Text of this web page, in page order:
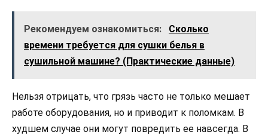
Рекомендуем ознакомиться:
Сколько
времени требуется для сушки белья в
сушильной машине? (Практические данные)
Нельзя отрицать, что грязь часто не только мешает
работе оборудования, но и приводит к поломкам. В
худшем случае они могут повредить ее навсегда. В